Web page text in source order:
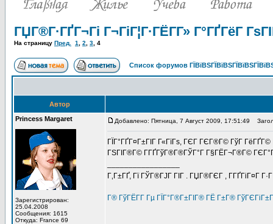
ГЏГ®Г·ГҐГ¬Гі Г¬ГіГ¦Г·ГЁГ­Г» Г°ГҐГёГ
На страницу Пред. 1 2 3 4
Список форумов
Автор
Princess Margaret
Зарегистрирован:
25.04.2008
Сообщения: 1615
Откуда: France 69
Добавлено: Пятница, 7 Август 2009, 17:51:49
ГЇГ°ГҐГ¤Г±ГІГ Г«ГїГѕ, ГЄГ ГЄГ®Г© ГўГ
ГЅГІГ®Г© Г­ГҐГўГ®Г®ГЎГ°Г Г§ГЁГ¬Г®Г© ГЄГ°Г
Г‚Г±ГҐ, Гї ГЎГ®ГЈГ ГІГ . ГЏГ®ГЄГ , Г­ГҐГіГ¤Г
Г® ГўГЁГ­Г Гµ ГЇГ°Г®Г±ГІГ® ГЁ Г±Г®